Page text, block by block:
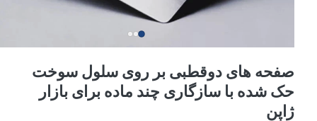
صفحه های دوقطبی بر روی سلول سوخت
حک شده با سازگاری چند ماده برای بازار
ژاپن